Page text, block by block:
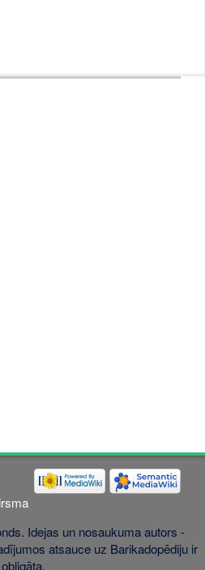
Idejas un nosaukuma autors -
atsauce uz Barikadopēdiju ir
obligāta.